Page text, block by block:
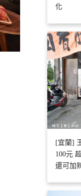
化
[宜蘭]
100元
還可加